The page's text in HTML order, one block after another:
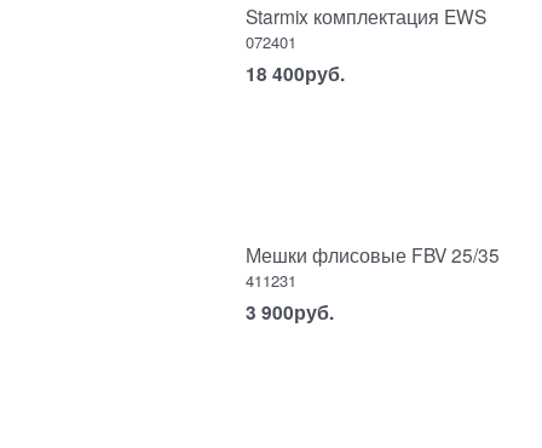
Starmix комплектация EWS
072401
18 400руб.
Мешки флисовые FBV 25/35
411231
3 900руб.